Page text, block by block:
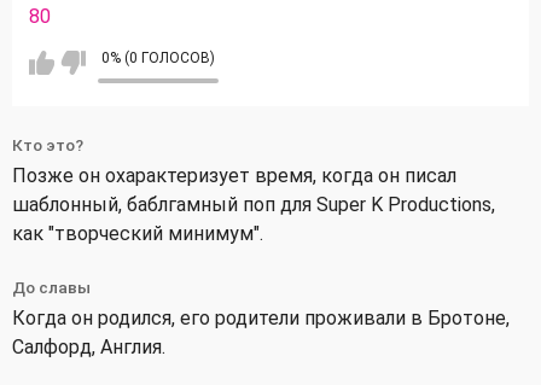
80
0% (0 ГОЛОСОВ)
Кто это?
Позже он охарактеризует время, когда он писал
шаблонный, баблгамный поп для Super K Productions,
как "творческий минимум".
До славы
Когда он родился, его родители проживали в Бротоне,
Салфорд, Англия.